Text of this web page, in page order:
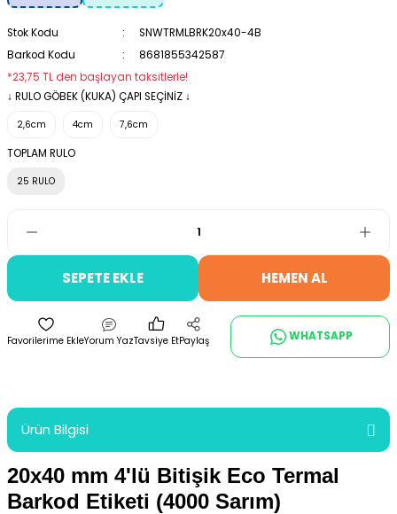
Stok Kodu
SNWTRMLBRK20x40-4B
Barkod Kodu
8681855342587
*23,75 TL den başlayan taksitlerle!
↓ RULO GÖBEK (KUKA) ÇAPI SEÇİNİZ ↓
2,6cm 4cm 7,6cm
TOPLAM RULO
25 RULO
SEPETE EKLE HEMEN AL
Yorum YazTavsiye EtPaylaş WHATSAPP
Ürün Bilgisi
20x40 mm 4'lü Bitişik Eco Termal
Barkod Etiketi (4000 Sarım)